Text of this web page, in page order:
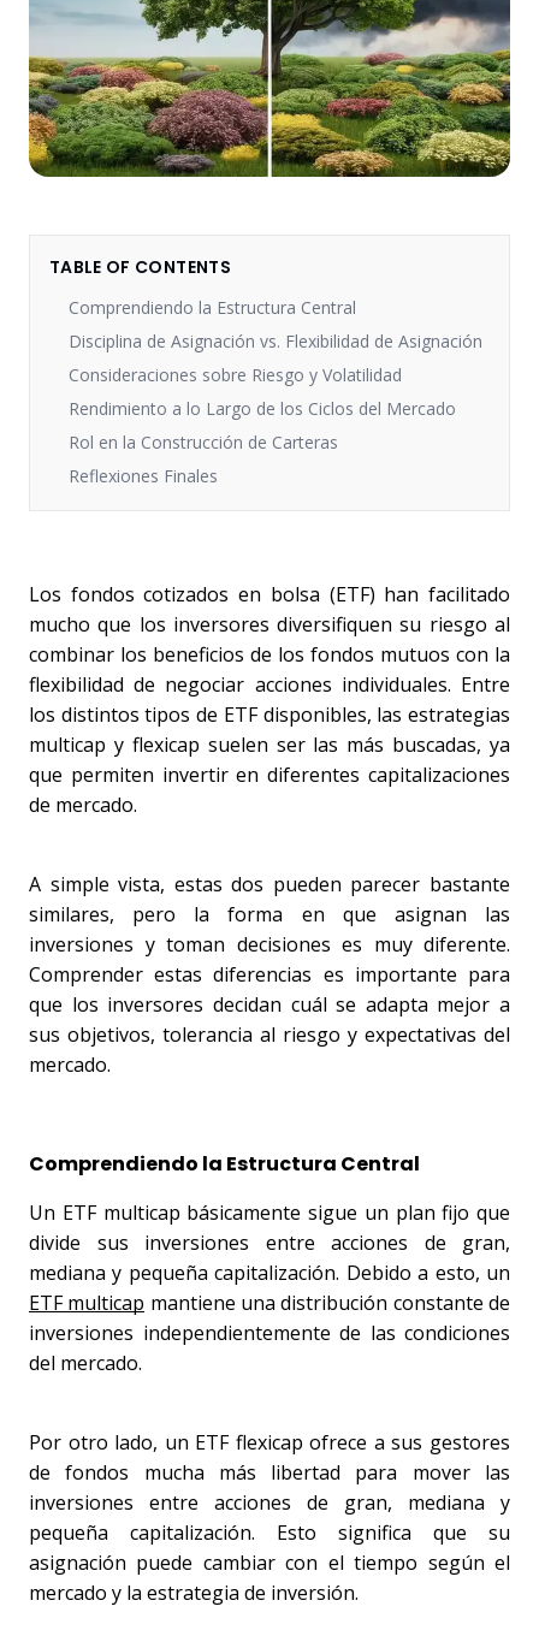
TABLE OF CONTENTS
Comprendiendo la Estructura Central
Disciplina de Asignación vs. Flexibilidad de Asignación
Consideraciones sobre Riesgo y Volatilidad
Rendimiento a lo Largo de los Ciclos del Mercado
Rol en la Construcción de Carteras
Reflexiones Finales
Los fondos cotizados en bolsa (ETF) han facilitado
mucho que los inversores diversifiquen su riesgo al
combinar los beneficios de los fondos mutuos con la
flexibilidad de negociar acciones individuales. Entre
los distintos tipos de ETF disponibles, las estrategias
multicap y flexicap suelen ser las más buscadas, ya
que permiten invertir en diferentes capitalizaciones
de mercado.
A simple vista, estas dos pueden parecer bastante
similares, pero la forma en que asignan las
inversiones y toman decisiones es muy diferente.
Comprender estas diferencias es importante para
que los inversores decidan cuál se adapta mejor a
sus objetivos, tolerancia al riesgo y expectativas del
mercado.
Comprendiendo la Estructura Central
Un ETF multicap básicamente sigue un plan fijo que
divide sus inversiones entre acciones de gran,
ETF multicap mantiene una distribución constante de
inversiones independientemente de las condiciones
del mercado.
Por otro lado, un ETF flexicap ofrece a sus gestores
de fondos mucha más libertad para mover las
inversiones entre acciones de gran, mediana y
pequeña capitalización. Esto significa que su
asignación puede cambiar con el tiempo según el
mercado y la estrategia de inversión.